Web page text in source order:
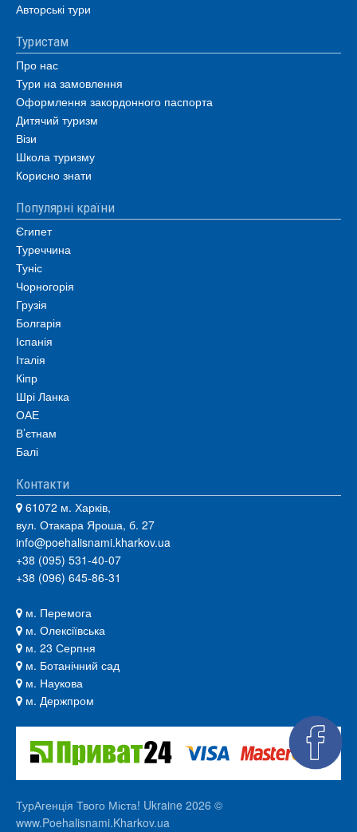
Авторські тури
Туристам
Про нас
Тури на замовлення
Оформлення закордонного паспорта
Дитячий туризм
Візи
Школа туризму
Корисно знати
Популярні країни
Єгипет
Туреччина
Туніс
Чорногорія
Грузія
Болгарія
Іспанія
Італія
Кіпр
Шрі Ланка
ОАЕ
В’єтнам
Балі
Контакти
61072 м. Харків,
вул. Отакара Яроша, б. 27
info@poehalisnami.kharkov.ua
+38 (095) 531-40-07
+38 (096) 645-86-31
м. Перемога
м. Олексіївська
м. 23 Серпня
м. Ботанічний сад
м. Наукова
м. Держпром
ТурАгенція Твого Міста! Ukraine 2026 ©
www.Poehalisnami.Kharkov.ua